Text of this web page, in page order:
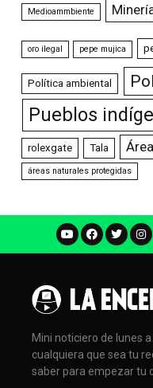
Medioammbiente
oro ilegal pepe mujica
Política ambiental
Pueblos
rolexgate Tala
áreas naturales protegidas
Mini noticiero de lunes
cualquiera que sea tu
saber para empezar tu